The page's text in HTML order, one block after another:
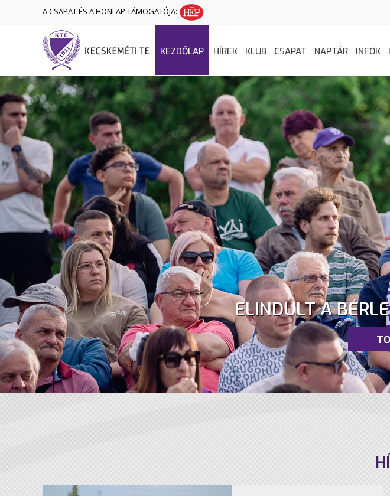
A CSAPAT ÉS A HONLAP TÁMOGATÓJA:
KEZDŐLAP HÍREK KLUB CSAPAT NAPTÁR INFÓK
ELINDULT A